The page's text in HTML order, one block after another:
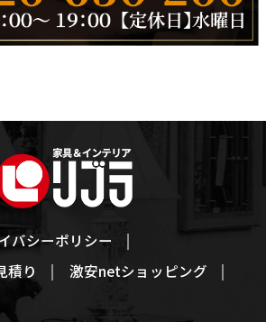
バシーポリシー
積り
激安netショッピング